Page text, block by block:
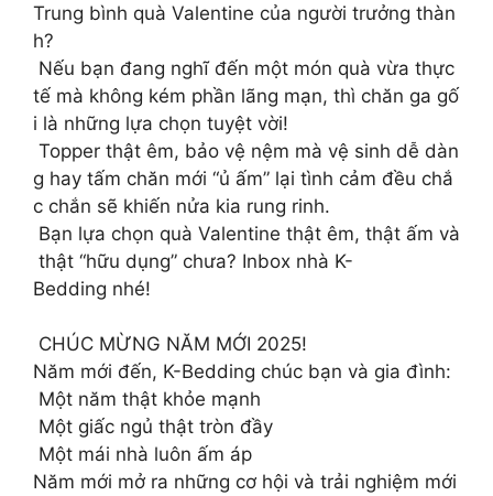
Trung bình quà Valentine của người trưởng thàn
h?
Nếu bạn đang nghĩ đến một món quà vừa thực
tế mà không kém phần lãng mạn, thì chăn ga gố
i là những lựa chọn tuyệt vời!
Topper thật êm, bảo vệ nệm mà vệ sinh dễ dàn
g hay tấm chăn mới “ủ ấm” lại tình cảm đều chắ
c chắn sẽ khiến nửa kia rung rinh.
Bạn lựa chọn quà Valentine thật êm, thật ấm và
thật “hữu dụng” chưa? Inbox nhà K-
Bedding nhé!
CHÚC MỪNG NĂM MỚI 2025!
Năm mới đến, K-Bedding chúc bạn và gia đình:
Một năm thật khỏe mạnh
Một giấc ngủ thật tròn đầy
️ Một mái nhà luôn ấm áp
Năm mới mở ra những cơ hội và trải nghiệm mới